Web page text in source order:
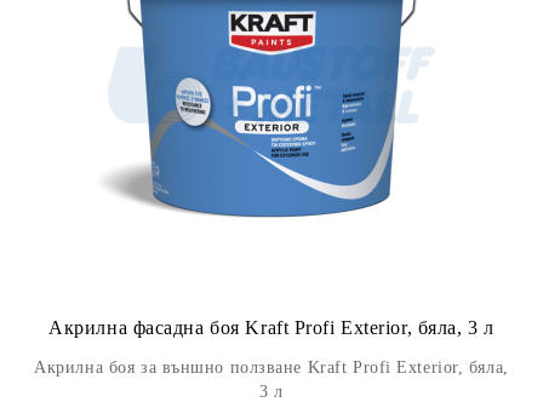
Акрилна фасадна боя Kraft Profi Exterior, бяла, 3 л
Акрилна боя за външно ползване Kraft Profi Exterior, бяла,
3 л